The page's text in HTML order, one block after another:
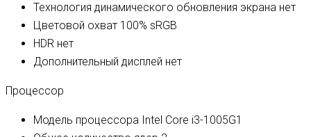
Технология динамического обновления экрана нет
Цветовой охват 100% sRGB
HDR нет
Дополнительный дисплей нет
Процессор
Модель процессора Intel Core i3-1005G1